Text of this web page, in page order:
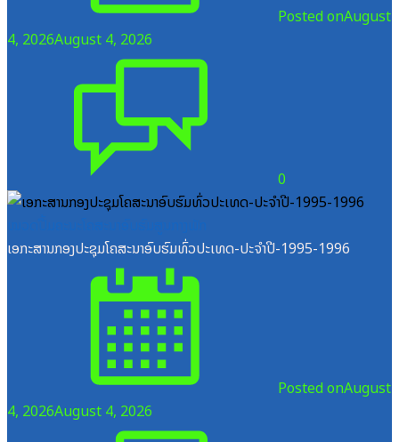
Posted onAugust
4, 2026August 4, 2026
0
ເອກະສານກອງປະຊຸມໂຄສະນາອົບຮົມທົ່ວປະເທດ-ປະຈໍາປີ-1995-1996
Posted onAugust
4, 2026August 4, 2026